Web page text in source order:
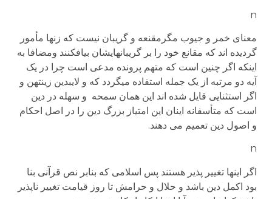
n
معنای خمر و جیوب مگرمقنعه و گریبان نیست که زنها مأمور
گردیده اند که مقانع خود را بر گریبانهایشان بیافکنند ومضافا به
اینکه اگر چنین است که متهم پرونده مدعی است چرا در یک
آیه دو مرتبه از یک جمله استفاده می­گردد که و لایبدین زینتهن و
اگر استثنایی قایل شده اند این همان سمحه و سهله در دین
است که متأسفانه اینان این امتیاز بزرگ دین را در اصل احکام
و اصول دین تعمیم می دهند.
n
اگر اینها تغییر پذیر هستند پس اسلامی که بنابر نص قرآنی بنا
بود اکمل دین باشد و حلال و حرامش تا روز قیامت تغییر ناپذیر